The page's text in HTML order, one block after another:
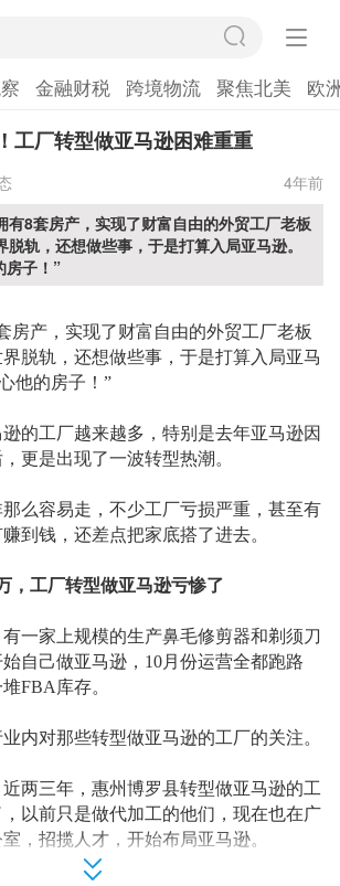
金融财税 跨境物流 聚焦北美 欧
工厂转型做亚马逊困难重重
4年前
有8套房产，实现了财富自由的外贸工厂老板
轨，还想做些事，于是打算入局亚马逊。
房子！”
房产，实现了财富自由的外贸工厂老板
脱轨，还想做些事，于是打算入局亚马
他的房子！”
的工厂越来越多，特别是去年亚马逊因
更是出现了一波转型热潮。
么容易走，不少工厂亏损严重，甚至有
到钱，还差点把家底搭了进去。
，工厂转型做亚马逊亏惨了
一家上规模的生产鼻毛修剪器和剃须刀
自己做亚马逊， 10月份运营全都跑路
FBA库存。
内对那些转型做亚马逊的工厂的关注。
两三年，惠州博罗县转型做亚马逊的工
以前只是做代加工的他们，现在也在广
，招揽人才，开始布局亚马逊。